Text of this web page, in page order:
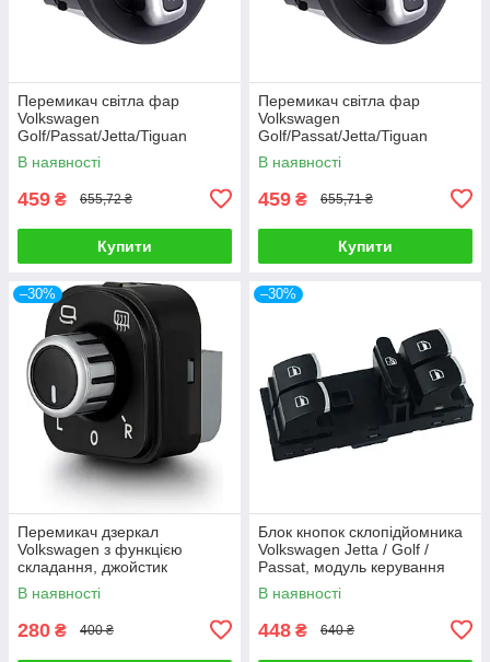
Перемикач світла фар
Volkswagen
Golf/Passat/Jetta/Tiguan
5ND941431B, блок
перемикання світла
В наявності
459 ₴ 655,72 ₴
Купити
Перемикач світла фар
Volkswagen
Golf/Passat/Jetta/Tiguan
5ND941431B, блок
перемикання світла
В наявності
459 ₴ 655,71 ₴
Купити
–30%
Перемикач дзеркал
Volkswagen з функцією
складання, джойстик
регулювання бічних дзеркал
В наявності
280 ₴ 400 ₴
–30%
Блок кнопок склопідйомника
Volkswagen Jetta / Golf /
Passat, модуль керування
склом дверей водія
В наявності
448 ₴ 640 ₴